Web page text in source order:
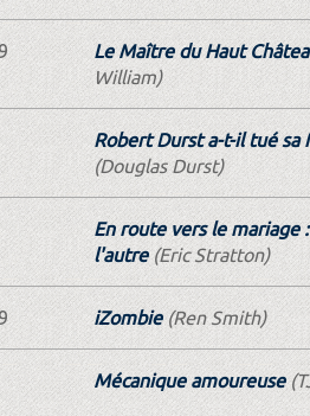
Le Maître du Haut
William)
Robert Durst a-t-il tué sa
(Douglas Durst)
En route vers le mariage
l'autre(Eric Stratton)
iZombie(Ren Smith)
Mécanique amoureuse